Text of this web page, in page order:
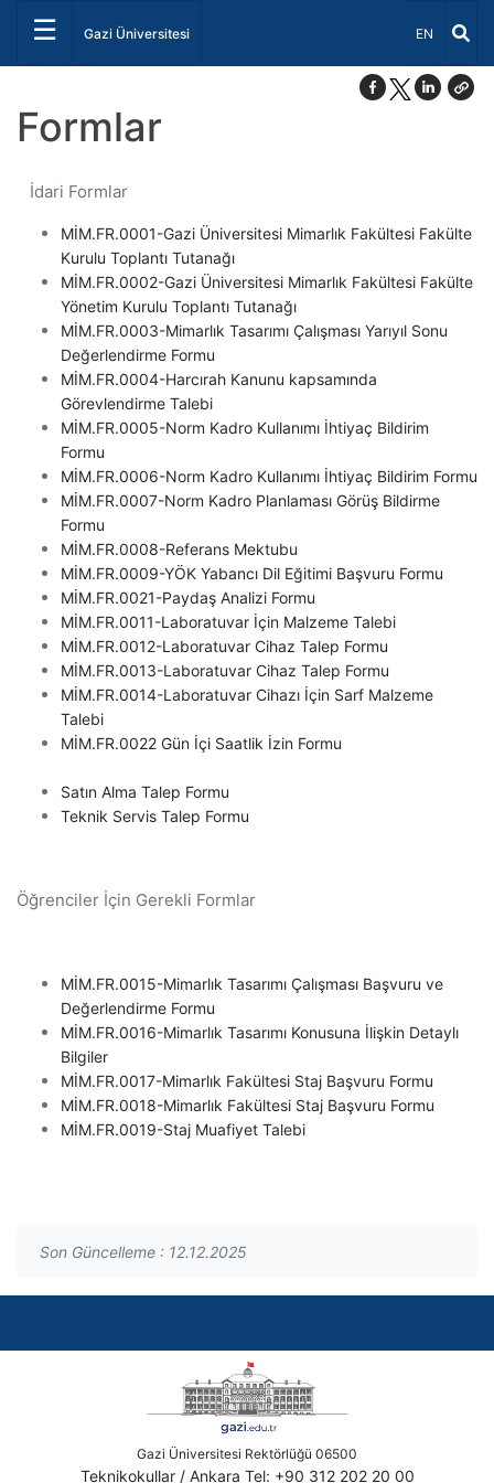
☰ Gazi Üniversitesi Dil Seçiniz
EN
Formlar
İdari Formlar
MİM.FR.0001-Gazi Üniversitesi Mimarlık Fakültesi Fakülte
Kurulu Toplantı Tutanağı
MİM.FR.0002-Gazi Üniversitesi Mimarlık Fakültesi Fakülte
Yönetim Kurulu Toplantı Tutanağı
MİM.FR.0003-Mimarlık Tasarımı Çalışması Yarıyıl Sonu
Değerlendirme Formu
MİM.FR.0004-Harcırah Kanunu kapsamında
Görevlendirme Talebi
MİM.FR.0005-Norm Kadro Kullanımı İhtiyaç Bildirim
Formu
MİM.FR.0006-Norm Kadro Kullanımı İhtiyaç Bildirim Formu
MİM.FR.0007-Norm Kadro Planlaması Görüş Bildirme
Formu
MİM.FR.0008-Referans Mektubu
MİM.FR.0009-YÖK Yabancı Dil Eğitimi Başvuru Formu
MİM.FR.0021-Paydaş Analizi Formu
MİM.FR.0011-Laboratuvar İçin Malzeme Talebi
MİM.FR.0012-Laboratuvar Cihaz Talep Formu
MİM.FR.0013-Laboratuvar Cihaz Talep Formu
MİM.FR.0014-Laboratuvar Cihazı İçin Sarf Malzeme
Talebi
MİM.FR.0022 Gün İçi Saatlik İzin Formu
Satın Alma Talep Formu
Teknik Servis Talep Formu
Öğrenciler İçin Gerekli Formlar
MİM.FR.0015-Mimarlık Tasarımı Çalışması Başvuru ve
Değerlendirme Formu
MİM.FR.0016-Mimarlık Tasarımı Konusuna İlişkin Detaylı
Bilgiler
MİM.FR.0017-Mimarlık Fakültesi Staj Başvuru Formu
MİM.FR.0018-Mimarlık Fakültesi Staj Başvuru Formu
MİM.FR.0019-Staj Muafiyet Talebi
Son Güncelleme : 12.12.2025
Gazi Üniversitesi Rektörlüğü 06500
Teknikokullar / Ankara Tel: +90 312 202 20 00